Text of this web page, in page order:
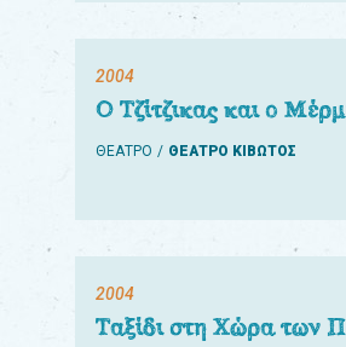
2004
Ο Τζίτζικας και ο
ΘΕΑΤΡΟ ΘΕΑΤΡΟ ΚΙΒΩΤΟΣ
2004
Ταξίδι στη Χώρα των